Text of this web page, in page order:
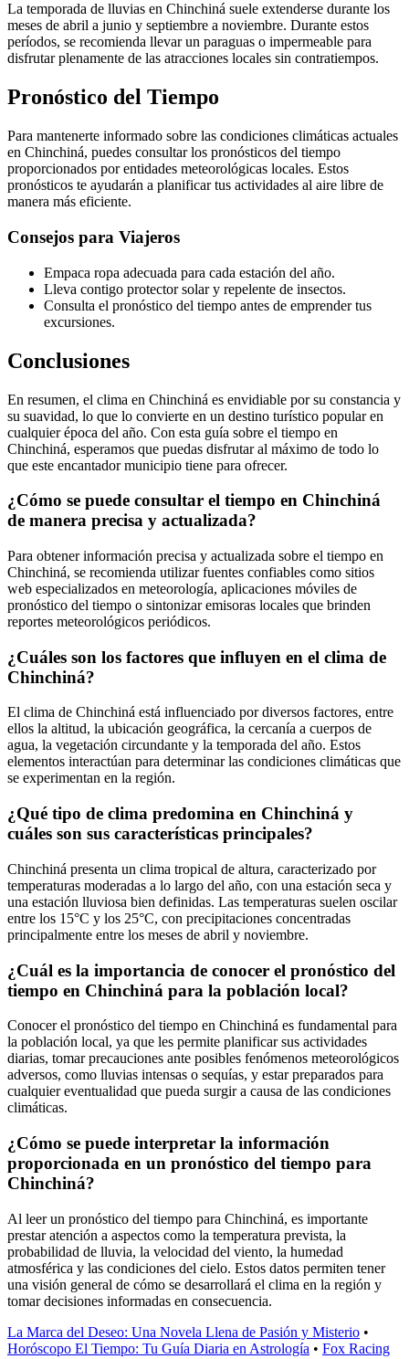
La temporada de lluvias en Chinchiná suele extenderse durante los
meses de abril a junio y septiembre a noviembre. Durante estos
períodos, se recomienda llevar un paraguas o impermeable para
disfrutar plenamente de las atracciones locales sin contratiempos.
Pronóstico del Tiempo
Para mantenerte informado sobre las condiciones climáticas actuales
en Chinchiná, puedes consultar los pronósticos del tiempo
proporcionados por entidades meteorológicas locales. Estos
pronósticos te ayudarán a planificar tus actividades al aire libre de
manera más eficiente.
Consejos para Viajeros
Empaca ropa adecuada para cada estación del año.
Lleva contigo protector solar y repelente de insectos.
Consulta el pronóstico del tiempo antes de emprender tus
excursiones.
Conclusiones
En resumen, el clima en Chinchiná es envidiable por su constancia y
su suavidad, lo que lo convierte en un destino turístico popular en
cualquier época del año. Con esta guía sobre el tiempo en
Chinchiná, esperamos que puedas disfrutar al máximo de todo lo
que este encantador municipio tiene para ofrecer.
¿Cómo se puede consultar el tiempo en Chinchiná
de manera precisa y actualizada?
Para obtener información precisa y actualizada sobre el tiempo en
Chinchiná, se recomienda utilizar fuentes confiables como sitios
web especializados en meteorología, aplicaciones móviles de
pronóstico del tiempo o sintonizar emisoras locales que brinden
reportes meteorológicos periódicos.
¿Cuáles son los factores que influyen en el clima de
Chinchiná?
El clima de Chinchiná está influenciado por diversos factores, entre
ellos la altitud, la ubicación geográfica, la cercanía a cuerpos de
agua, la vegetación circundante y la temporada del año. Estos
elementos interactúan para determinar las condiciones climáticas que
se experimentan en la región.
¿Qué tipo de clima predomina en Chinchiná y
cuáles son sus características principales?
Chinchiná presenta un clima tropical de altura, caracterizado por
temperaturas moderadas a lo largo del año, con una estación seca y
una estación lluviosa bien definidas. Las temperaturas suelen oscilar
entre los 15°C y los 25°C, con precipitaciones concentradas
principalmente entre los meses de abril y noviembre.
¿Cuál es la importancia de conocer el pronóstico del
tiempo en Chinchiná para la población local?
Conocer el pronóstico del tiempo en Chinchiná es fundamental para
la población local, ya que les permite planificar sus actividades
diarias, tomar precauciones ante posibles fenómenos meteorológicos
adversos, como lluvias intensas o sequías, y estar preparados para
cualquier eventualidad que pueda surgir a causa de las condiciones
climáticas.
¿Cómo se puede interpretar la información
proporcionada en un pronóstico del tiempo para
Chinchiná?
Al leer un pronóstico del tiempo para Chinchiná, es importante
prestar atención a aspectos como la temperatura prevista, la
probabilidad de lluvia, la velocidad del viento, la humedad
atmosférica y las condiciones del cielo. Estos datos permiten tener
una visión general de cómo se desarrollará el clima en la región y
tomar decisiones informadas en consecuencia.
La Marca del Deseo: Una Novela Llena de Pasión y Misterio •
Horóscopo El Tiempo: Tu Guía Diaria en Astrología • Fox Racing